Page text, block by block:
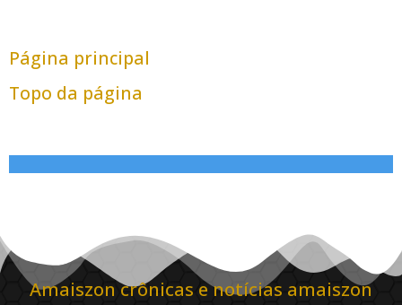
Página principal
Topo da página
Amaiszon crônicas e notícias amaiszon